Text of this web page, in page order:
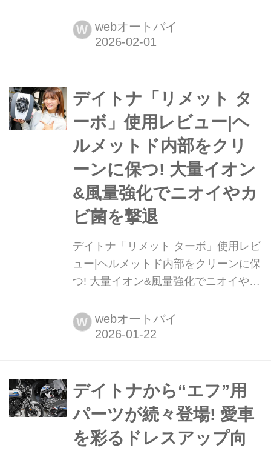
来、車種やジャンルを問わず安定した
人気を誇るD-UNIT。納車時に装着する
そんな定番パーツであるD-UNITがそも
そもどういうものなのかってのを、あ
らためて確認してみるよ。
W webオートバイ
デイトナ「リメット タ
ーボ」使用レビュー|ヘ
ルメットド内部をクリ
ーンに保つ! 大量イオン
&風量強化でニオイやカ
ビ菌を撃退
デイトナ「リメット ターボ」使用レビ
ュー|ヘルメットド内部をクリーンに保
つ! 大量イオン&風量強化でニオイやカ
トドライヤー「リメット」がパワーア
ップして登場。従来モデルよりも風
た。文:太田安治/写真:南 孝幸、オート
バイ編集部/モデル:平嶋夏海
W webオートバイ
デイトナから“エフ”用
パーツが続々登場! 愛車
を彩るドレスアップ向